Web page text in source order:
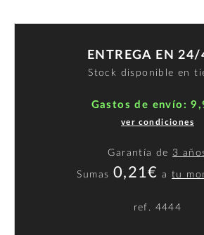
ENTREGA EN 24/
Stock disponible en
Gastos de envío:
ver condiciones
Garantía de 3
Sumas 0,21€ atu
ref. 4444